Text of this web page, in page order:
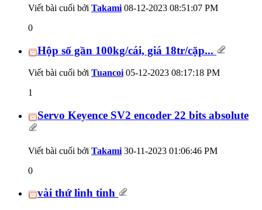
Viết bài cuối bởi Takami 08-12-2023 08:51:07 PM
0
Hộp số gần 100kg/cái, giá 18tr/cặp...
Viết bài cuối bởi Tuancoi 05-12-2023 08:17:18 PM
1
Servo Keyence SV2 encoder 22 bits absolute
Viết bài cuối bởi Takami 30-11-2023 01:06:46 PM
0
vài thứ linh tinh